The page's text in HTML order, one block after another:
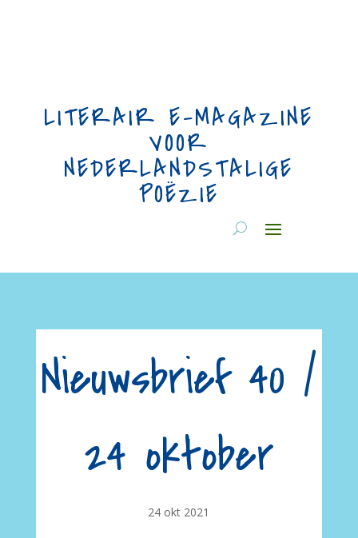
LITERAIR E-MAGAZINE
VOOR
NEDERLANDSTALIGE
POËZIE
Nieuwsbrief 40 /
24 oktober
24 okt 2021